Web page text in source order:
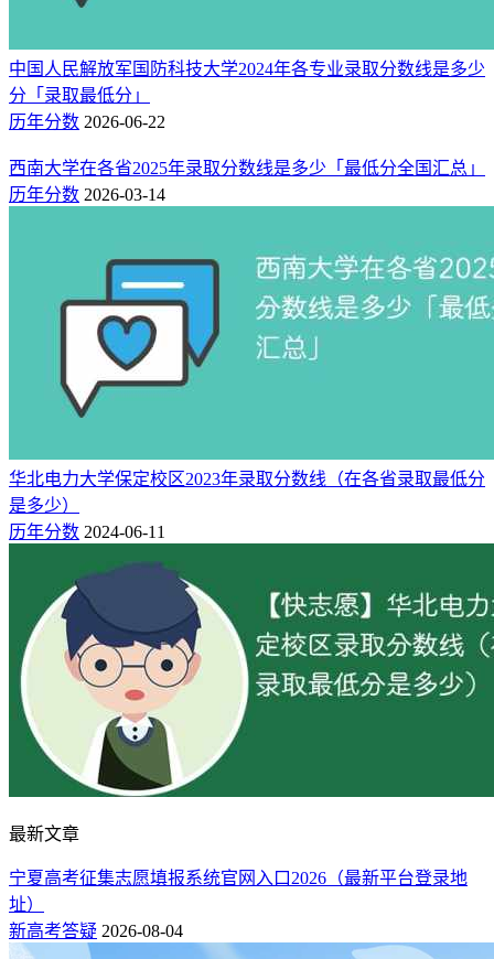
中国人民解放军国防科技大学2024年各专业录取分数线是多少
分「录取最低分」
历年分数 2026-06-22
西南大学在各省2025年录取分数线是多少「最低分全国汇总」
历年分数 2026-03-14
华北电力大学保定校区2023年录取分数线（在各省录取最低分
是多少）
历年分数 2024-06-11
最新文章
宁夏高考征集志愿填报系统官网入口2026（最新平台登录地
址）
新高考答疑 2026-08-04